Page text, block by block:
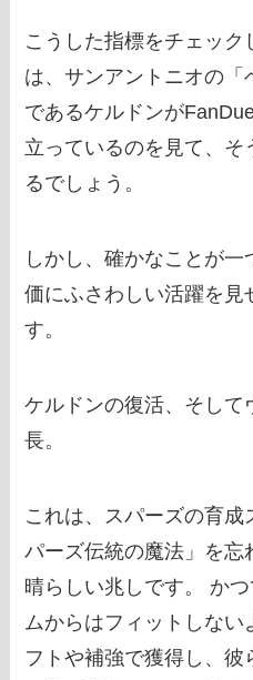
こうした指標をチェック
は、サンアントニオの「
であるケルドンが
立っているのを見て、そ
るでしょう。
しかし、確かなことが
価にふさわしい活躍を見
す。
ケルドンの復活、そし
長。
これは、スパーズの育成
パーズ伝統の魔法」を
晴らしい兆しです。 か
ムからはフィットしない
フトや補強で獲得し、